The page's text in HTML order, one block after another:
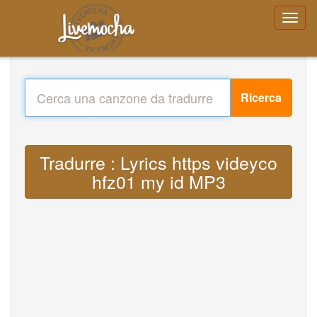
Ricerca
Tradurre : Lyrics https videyco
hfz01 my id MP3